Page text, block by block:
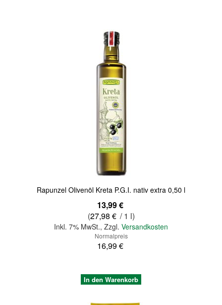
Rapunzel Olivenöl Kreta P.G.I. nativ extra 0,50 l
13,99 €
(27,98 € / 1 l)
Inkl. 7% MwSt., Zzgl. Versandkosten
Normalpreis
16,99 €
In den Warenkorb